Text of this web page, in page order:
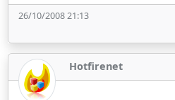
26/10/2008 21:13
Hotfirenet